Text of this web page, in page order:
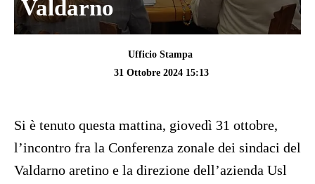
Valdarno
Ufficio Stampa
31 Ottobre 2024 15:13
Si è tenuto questa mattina, giovedì 31 ottobre,
l’incontro fra la Conferenza zonale dei sindaci del
Valdarno aretino e la direzione dell’azienda Usl